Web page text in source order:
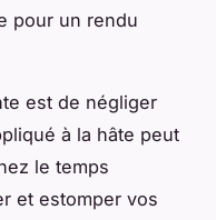
pour un rendu
est de négliger
à la hâte peut
le temps
et estomper vos